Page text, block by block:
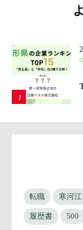
転職 寒河江
履歴書 500